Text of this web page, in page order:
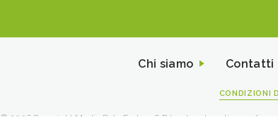
Chi siamo Contatti
CONDIZIONI
© 2026 Copyright Media Data Factory S.R.L. - I contenuti sono di